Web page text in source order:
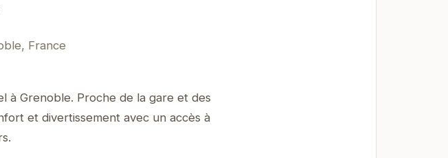
France
à Grenoble. Proche de la gare et des
et divertissement avec un accès à